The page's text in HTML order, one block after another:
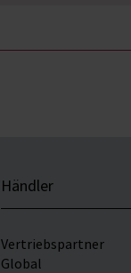
Händler
Vertriebspartner
Global